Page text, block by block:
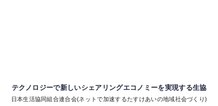
テクノロジーで新しいシェアリングエコノミーを実現する生協
日本生活協同組合連合会(ネットで加速するたすけあいの地域社会づくり)